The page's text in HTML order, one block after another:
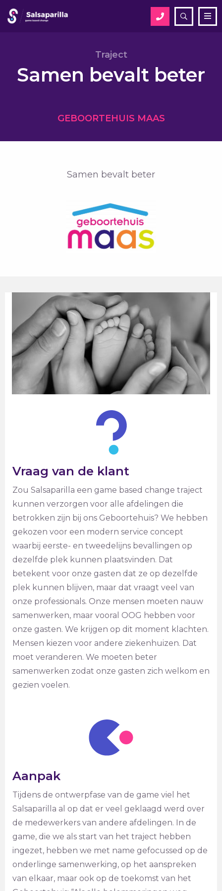
Open
zoekveld
Zoek
Traject
Samen bevalt beter
GEBOORTEHUIS MAAS
Samen bevalt beter
Vraag van de klant
Zou Salsaparilla een game based change traject
kunnen verzorgen voor alle afdelingen die
betrokken zijn bij ons Geboortehuis? We hebben
gekozen voor een modern service concept
waarbij eerste- en tweedelijns bevallingen op
dezelfde plek kunnen plaatsvinden. Dat
betekent voor onze gasten dat ze op dezelfde
plek kunnen blijven, maar dat vraagt veel van
onze professionals. Onze mensen moeten nauw
samenwerken, maar vooral OOG hebben voor
onze gasten. We krijgen op dit moment klachten.
Mensen kiezen voor andere ziekenhuizen. Dat
moet veranderen. We moeten beter
samenwerken zodat onze gasten zich welkom en
gezien voelen.
Aanpak
Tijdens de ontwerpfase van de game viel het
Salsaparilla al op dat er veel geklaagd werd over
de medewerkers van andere afdelingen. In de
game, die we als start van het traject hebben
ingezet, hebben we met name gefocussed op de
onderlinge samenwerking, op het aanspreken
van elkaar, maar ook op de toekomst van het